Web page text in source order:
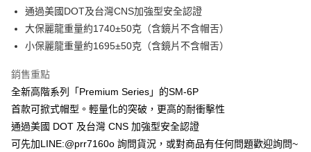
通過美國DOT及台灣CNS加強型安全認證
大保麗龍重量約1740±50克（含鏡片不含帽舌）
小保麗龍重量約1695±50克（含鏡片不含帽舌）
銷售重點
全新高階系列「Premium Series」的SM-6P
首款可掀式帽型。輕量化的突破，更高的耐衝擊性
通過美國 DOT 及台灣 CNS 加強型安全認證
可先加LINE:@prr7160o 詢問貨況，或對商品有任何問題歡迎詢問~